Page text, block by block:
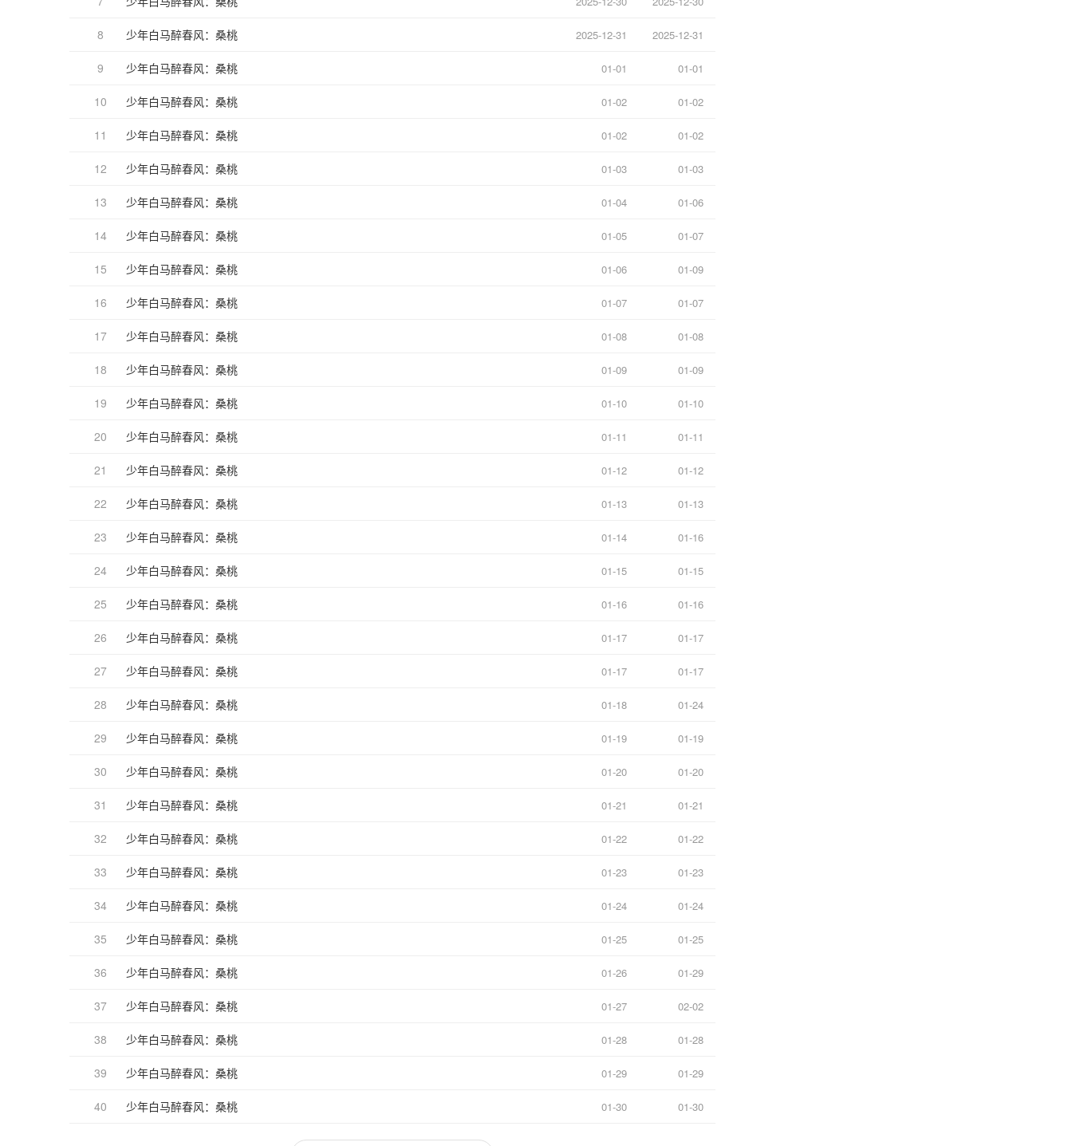
8 少年白马醉春风：桑桃 2025-12-31 2025-12-31
9 少年白马醉春风：桑桃 01-01 01-01
10 少年白马醉春风：桑桃 01-02 01-02
11 少年白马醉春风：桑桃 01-02 01-02
12 少年白马醉春风：桑桃 01-03 01-03
13 少年白马醉春风：桑桃 01-04 01-06
14 少年白马醉春风：桑桃 01-05 01-07
15 少年白马醉春风：桑桃 01-06 01-09
16 少年白马醉春风：桑桃 01-07 01-07
17 少年白马醉春风：桑桃 01-08 01-08
18 少年白马醉春风：桑桃 01-09 01-09
19 少年白马醉春风：桑桃 01-10 01-10
20 少年白马醉春风：桑桃 01-11 01-11
21 少年白马醉春风：桑桃 01-12 01-12
22 少年白马醉春风：桑桃 01-13 01-13
23 少年白马醉春风：桑桃 01-14 01-16
24 少年白马醉春风：桑桃 01-15 01-15
25 少年白马醉春风：桑桃 01-16 01-16
26 少年白马醉春风：桑桃 01-17 01-17
27 少年白马醉春风：桑桃 01-17 01-17
28 少年白马醉春风：桑桃 01-18 01-24
29 少年白马醉春风：桑桃 01-19 01-19
30 少年白马醉春风：桑桃 01-20 01-20
31 少年白马醉春风：桑桃 01-21 01-21
32 少年白马醉春风：桑桃 01-22 01-22
33 少年白马醉春风：桑桃 01-23 01-23
34 少年白马醉春风：桑桃 01-24 01-24
35 少年白马醉春风：桑桃 01-25 01-25
36 少年白马醉春风：桑桃 01-26 01-29
37 少年白马醉春风：桑桃 01-27 02-02
38 少年白马醉春风：桑桃 01-28 01-28
39 少年白马醉春风：桑桃 01-29 01-29
40 少年白马醉春风：桑桃 01-30 01-30